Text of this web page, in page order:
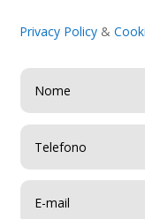
Privacy Policy &